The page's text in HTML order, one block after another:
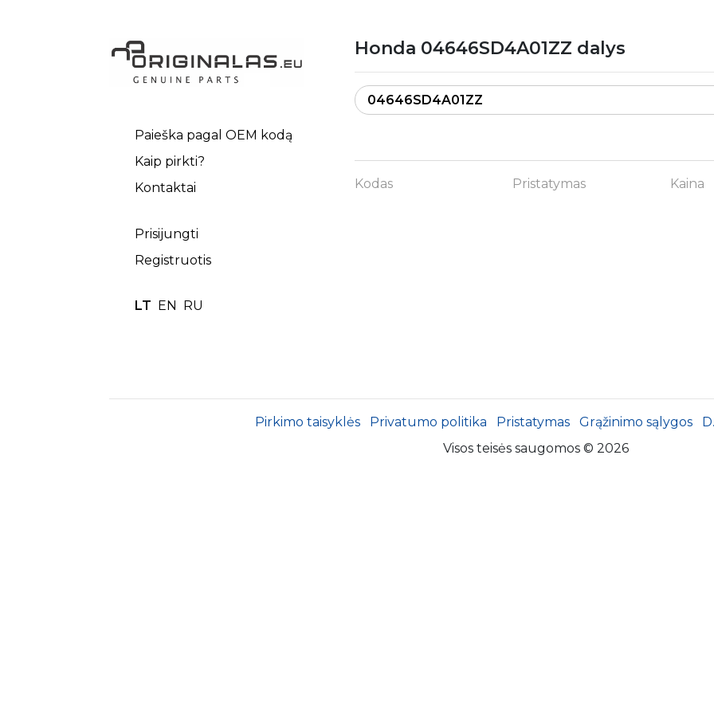
Paieška pagal OEM kodą
Kaip pirkti?
Kontaktai
Prisijungti
Registruotis
LT EN RU
Honda 04646SD4A01ZZ dalys
Kodas Pristatymas Kaina
Pirkimo taisyklės Privatumo politika Pristatymas Grąžinimo sąlygos
Visos teisės saugomos © 2026